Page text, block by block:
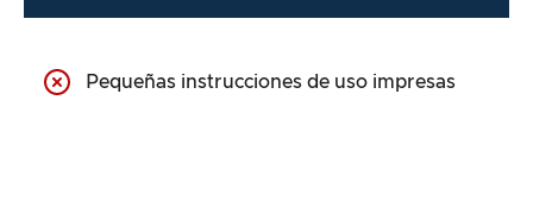
Pequeñas instrucciones de uso impresas